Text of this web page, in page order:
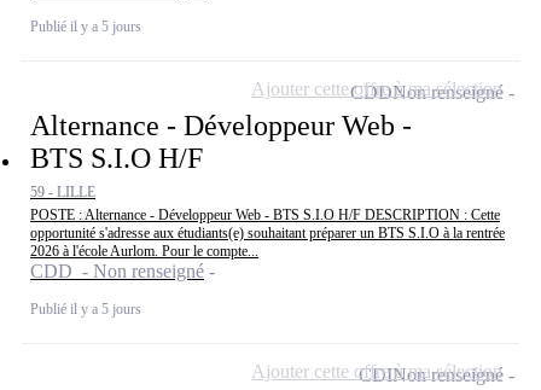
Publié il y a 5 jours
Alternance - Développeur Web -
BTS S.I.O H/F
59 - LILLE
POSTE : Alternance - Développeur Web - BTS S.I.O H/F DESCRIPTION : Cette
opportunité s'adresse aux étudiants(e) souhaitant préparer un BTS S.I.O à la rentrée
2026 à l'école Aurlom. Pour le compte...
CDD - Non renseigné
Publié il y a 5 jours
CDDNon renseigné
Ajouter cette offre à ma sélection
CDINon renseigné
Ajouter cette offre à ma sélection